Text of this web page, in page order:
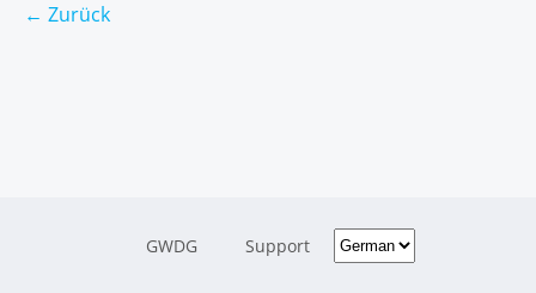
← Zurück
GWDG Support